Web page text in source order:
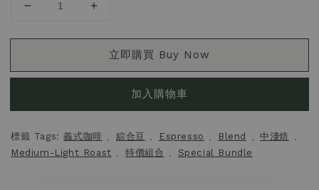
立即購買 Buy Now
加入購物車
標籤 Tags:義式咖啡 、綜合豆 、 Espresso 、 Blend 、中淺焙
、
Medium-Light Roast 、特價組合 、 Special Bundle